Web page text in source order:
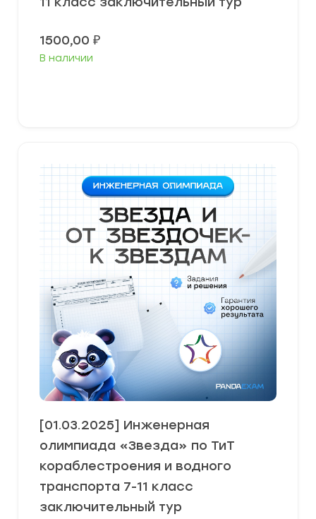
1500,00 ₽
В наличии
[01.03.2025] Инженерная
олимпиада «Звезда» по ТиТ
кораблестроения и водного
транспорта 7-11 класс
заключительный тур